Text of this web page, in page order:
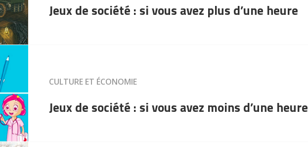
Jeux de société : si vous avez plus d’une heure
CULTURE ET ÉCONOMIE
Jeux de société : si vous avez moins d’une heure